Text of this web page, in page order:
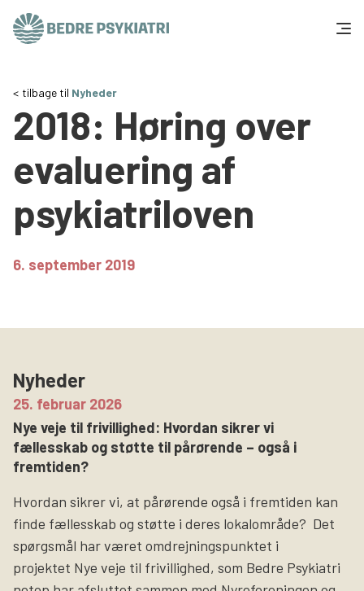
Tal og fakta
Om os
Vær med
Presse og politik
Søg
tilbage til Nyheder
2018: Høring over
evaluering af
psykiatriloven
6. september 2019
Nyheder
25. februar 2026
Nye veje til frivillighed: Hvordan sikrer vi
fællesskab og støtte til pårørende – også i
fremtiden?
Hvordan sikrer vi, at pårørende også i fremtiden kan
finde fællesskab og støtte i deres lokalområde? Det
spørgsmål har været omdrejningspunktet i
projektet Nye veje til frivillighed, som Bedre Psykiatri